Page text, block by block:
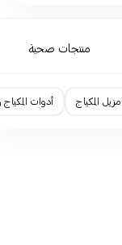
منتجات صحية
مزيل المكياج أدوات